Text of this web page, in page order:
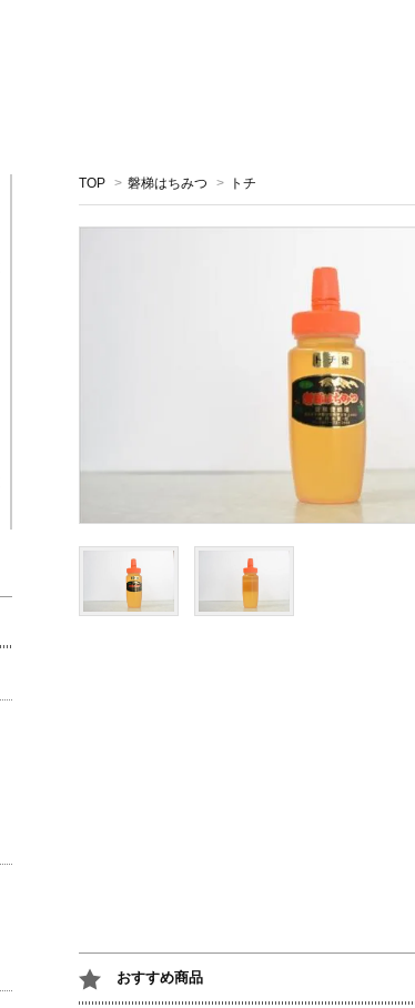
TOP > 磐梯はちみつ > トチ
おすすめ商品